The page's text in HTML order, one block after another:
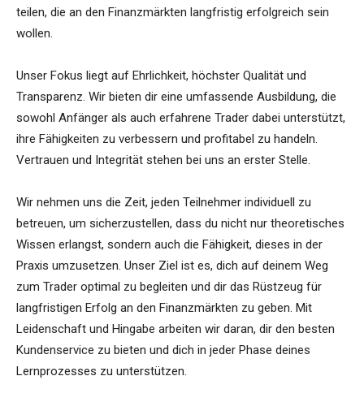
teilen, die an den Finanzmärkten langfristig erfolgreich sein
wollen.
Unser Fokus liegt auf Ehrlichkeit, höchster Qualität und
Transparenz. Wir bieten dir eine umfassende Ausbildung, die
sowohl Anfänger als auch erfahrene Trader dabei unterstützt,
ihre Fähigkeiten zu verbessern und profitabel zu handeln.
Vertrauen und Integrität stehen bei uns an erster Stelle.
Wir nehmen uns die Zeit, jeden Teilnehmer individuell zu
betreuen, um sicherzustellen, dass du nicht nur theoretisches
Wissen erlangst, sondern auch die Fähigkeit, dieses in der
Praxis umzusetzen. Unser Ziel ist es, dich auf deinem Weg
zum Trader optimal zu begleiten und dir das Rüstzeug für
langfristigen Erfolg an den Finanzmärkten zu geben. Mit
Leidenschaft und Hingabe arbeiten wir daran, dir den besten
Kundenservice zu bieten und dich in jeder Phase deines
Lernprozesses zu unterstützen.